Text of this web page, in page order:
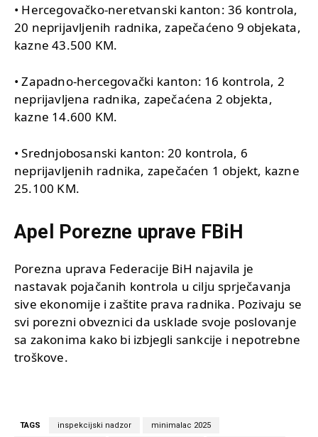
• Hercegovačko-neretvanski kanton: 36 kontrola,
20 neprijavljenih radnika, zapečaćeno 9 objekata,
kazne 43.500 KM.
• Zapadno-hercegovački kanton: 16 kontrola, 2
neprijavljena radnika, zapečaćena 2 objekta,
kazne 14.600 KM.
• Srednjobosanski kanton: 20 kontrola, 6
neprijavljenih radnika, zapečaćen 1 objekt, kazne
25.100 KM.
Apel Porezne uprave FBiH
Porezna uprava Federacije BiH najavila je
nastavak pojačanih kontrola u cilju sprječavanja
sive ekonomije i zaštite prava radnika. Pozivaju se
svi porezni obveznici da usklade svoje poslovanje
sa zakonima kako bi izbjegli sankcije i nepotrebne
troškove.
TAGS inspekcijski nadzor minimalac 2025